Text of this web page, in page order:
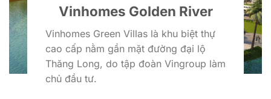
Vinhomes Golden River
Vinhomes Green Villas là khu biệt thự
cao cấp nằm gần mặt đường đại lộ
Thăng Long, do tập đoàn Vingroup làm
chủ đầu tư.